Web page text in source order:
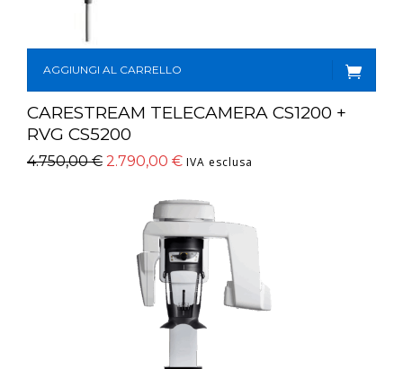
AGGIUNGI AL CARRELLO
CARESTREAM TELECAMERA CS1200 +
RVG CS5200
4.750,00€ 2.790,00 € IVA esclusa